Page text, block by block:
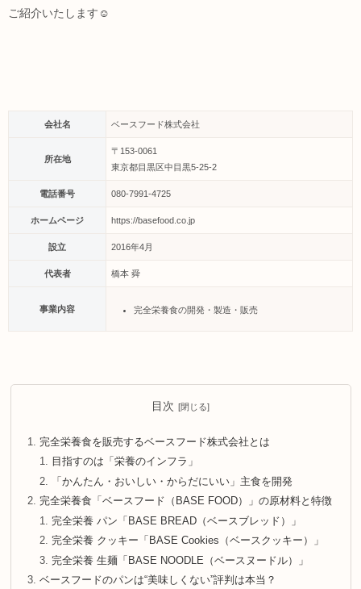
ご紹介いたします☺
会社名 ベースフード株式会社
所在地
〒153-0061
東京都目黒区中目黒5-25-2
電話番号 080-7991-4725
ホームページ https://basefood.co.jp
設立 2016年4月
代表者 橋本 舜
事業内容 完全栄養食の開発・製造・販売
目次
完全栄養食を販売するベースフード株式会社とは
目指すのは「栄養のインフラ」
「かんたん・おいしい・からだにいい」主食を開発
完全栄養食「ベースフード（BASE FOOD）」の原材料と特徴
完全栄養 パン「BASE BREAD（ベースブレッド）」
完全栄養 クッキー「BASE Cookies（ベースクッキー）」
完全栄養 生麺「BASE NOODLE（ベースヌードル）」
ベースフードのパンは“美味しくない”評判は本当？